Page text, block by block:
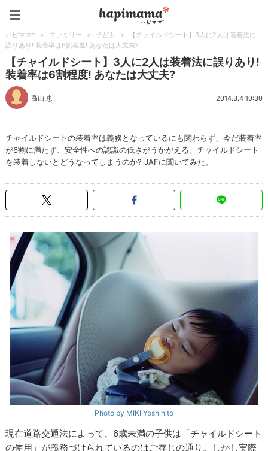
ハピママ* > ファミリー > 子ども >
【チャイルドシート】3人に2人は装着法に
誤りあり! 装着率は6割程度! あなたは大丈夫?
【チャイルドシート】3人に2人は装着法に誤りあり!
装着率は6割程度! あなたは大丈夫?
高山 恵 2014.3.4 10:30
チャイルドシートの装着率は義務となっているにも関わらず、今だ装着率
が6割に満たず、安全性への認識の低さがうかがえる。チャイルドシート
を装着しないとどうなってしまうのか? JAFに聞いてみた。
Photo by MIKI Yoshihito
現在道路交通法によって、6歳未満の子供は「チャイルドシート
の使用」が義務づけられているのはご存じの通り。しかし実際